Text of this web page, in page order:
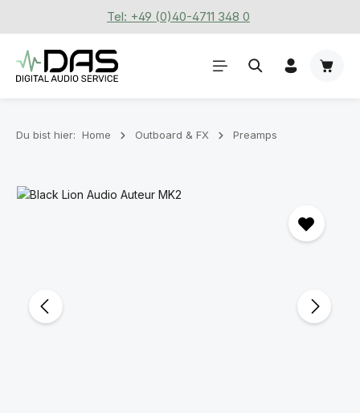
Zum Hauptinhalt springenTel: +49 (0)40-4711 348 0
Du bist hier: Home Outboard & FX Preamps
Bildergalerie überspringen